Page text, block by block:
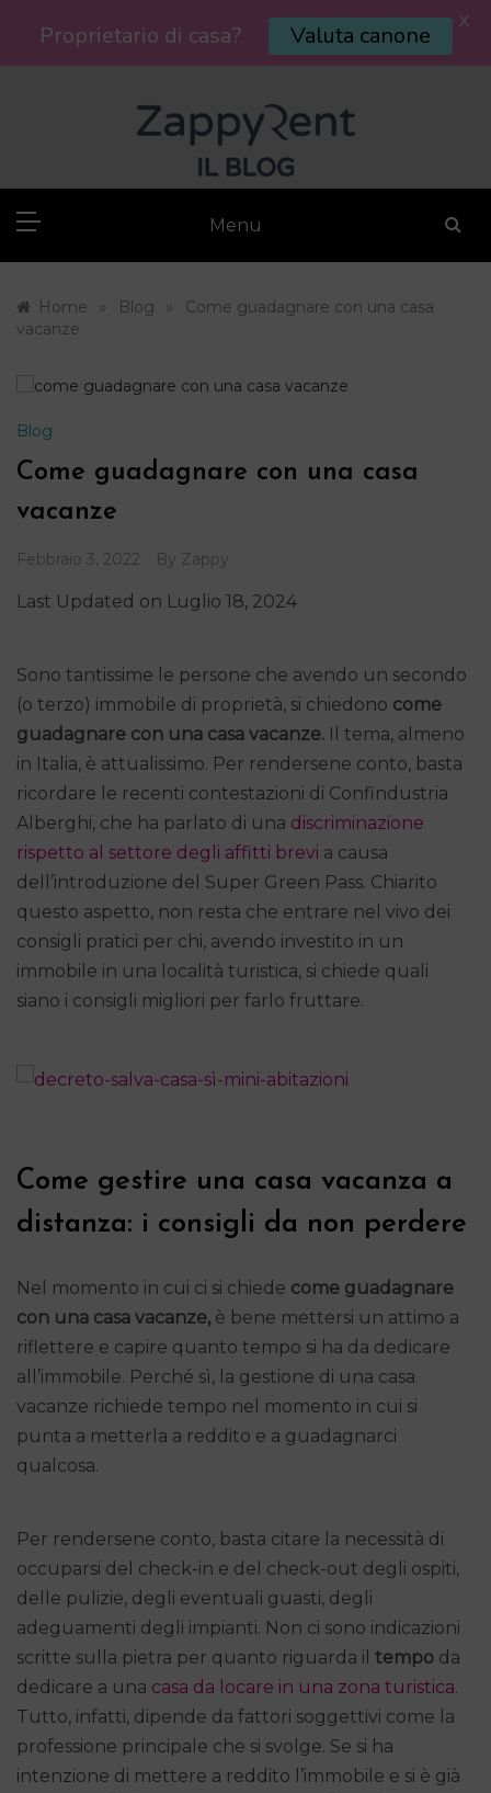
Menu
Home » Blog »
Come guadagnare con una casa
vacanze
Blog
Come guadagnare con una casa
vacanze
Febbraio 3, 2022 By Zappy
Last Updated on Luglio 18, 2024
Sono tantissime le persone che avendo un secondo
(o terzo) immobile di proprietà, si chiedono come
guadagnare con una casa vacanze. Il tema, almeno
in Italia, è attualissimo. Per rendersene conto, basta
ricordare le recenti contestazioni di Confindustria
Alberghi, che ha parlato di una discriminazione
rispetto al settore degli affitti brevi a causa
dell’introduzione del Super Green Pass. Chiarito
questo aspetto, non resta che entrare nel vivo dei
consigli pratici per chi, avendo investito in un
immobile in una località turistica, si chiede quali
siano i consigli migliori per farlo fruttare.
Come gestire una casa vacanza a
distanza: i consigli da non perdere
Nel momento in cui ci si chiede come guadagnare
con una casa vacanze, è bene mettersi un attimo a
riflettere e capire quanto tempo si ha da dedicare
all’immobile. Perché sì, la gestione di una casa
vacanze richiede tempo nel momento in cui si
punta a metterla a reddito e a guadagnarci
qualcosa.
Per rendersene conto, basta citare la necessità di
occuparsi del check-in e del check-out degli ospiti,
delle pulizie, degli eventuali guasti, degli
adeguamenti degli impianti. Non ci sono indicazioni
scritte sulla pietra per quanto riguarda il tempo da
dedicare a una casa da locare in una zona turistica.
Tutto, infatti, dipende da fattori soggettivi come la
professione principale che si svolge. Se si ha
intenzione di mettere a reddito l’immobile e si è già
Proprietario di casa? Valuta canone X